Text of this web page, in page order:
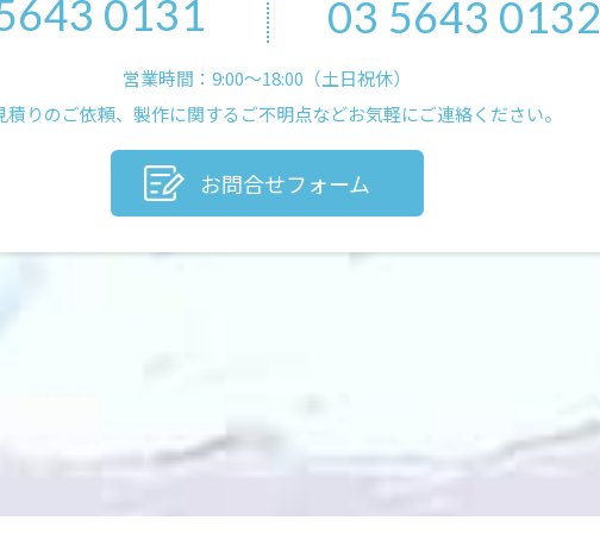
0131 03 5643 0132
営業時間：9:00〜18:00（土日祝休）
積りのご依頼、製作に関するご不明点などお気軽にご連絡ください。
お問合せフォーム